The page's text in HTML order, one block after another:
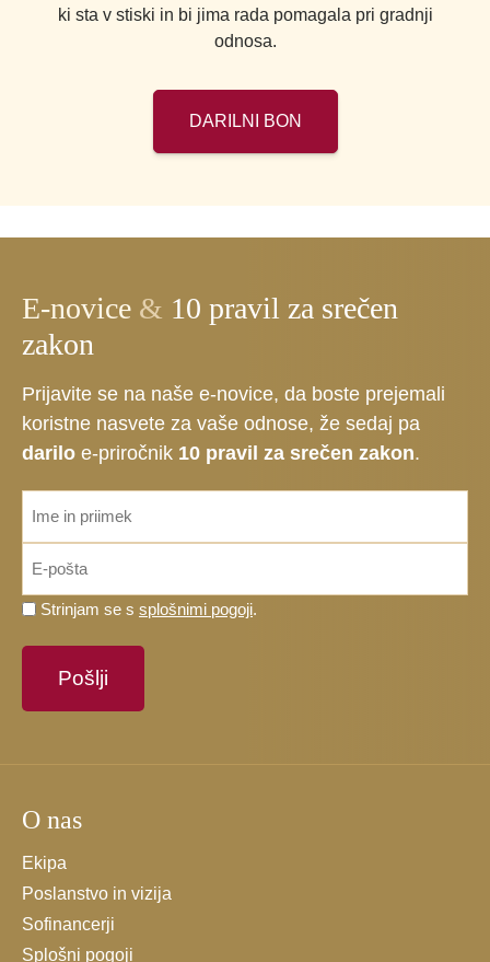
ki sta v stiski in bi jima rada pomagala pri gradnji
odnosa.
DARILNI BON
E-novice & 10 pravil za srečen
zakon
Prijavite se na naše e-novice, da boste prejemali
koristne nasvete za vaše odnose, že sedaj pa
darilo e-priročnik 10 pravil za srečen zakon.
Prosimo,
strinjate
*
Strinjam se s splošnimi pogoji.
O nas
Ekipa
Poslanstvo in vizija
Sofinancerji
Splošni pogoji